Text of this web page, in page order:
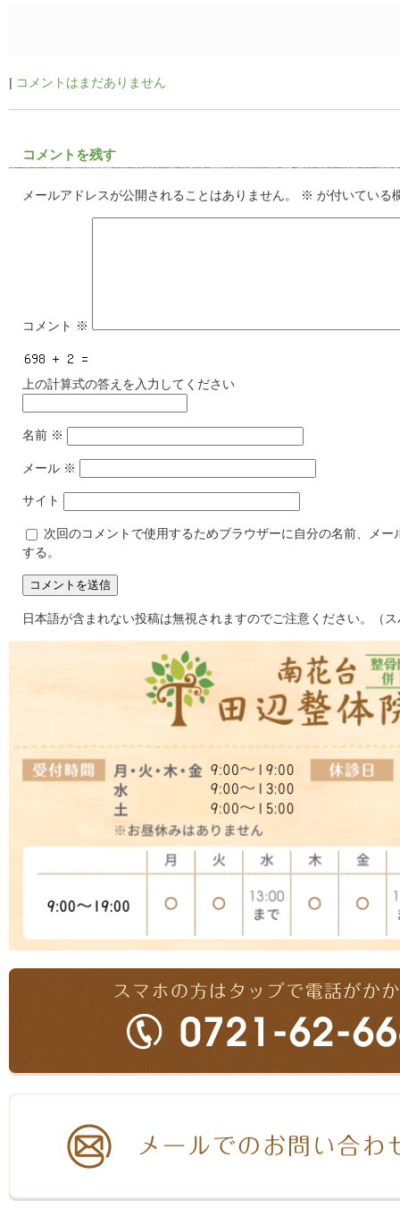
| コメントはまだありません
コメントを残す
メールアドレスが公開されることはありません。 ※ が付いている
コメント ※
上の計算式の答えを入力してください
名前 ※
メール ※
サイト
次回のコメントで使用するためブラウザーに自分の名前、メー
する。
日本語が含まれない投稿は無視されますのでご注意ください。（